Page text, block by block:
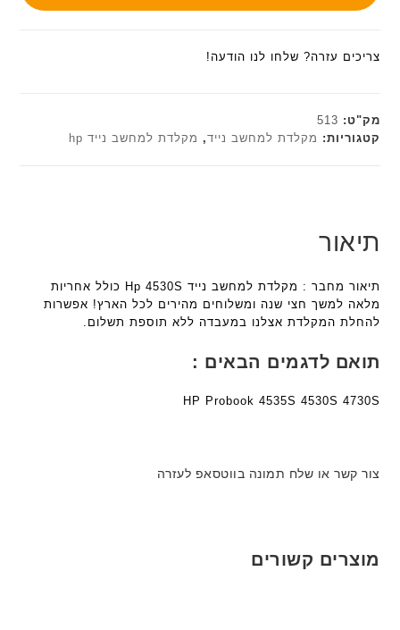
צריכים עזרה? שלחו לנו הודעה!
מק"ט: 513
קטגוריות: מקלדת למחשב נייד, מקלדת למחשב נייד hp
תיאור
תיאור מחבר : מקלדת למחשב נייד Hp 4530S כולל אחריות
מלאה למשך חצי שנה ומשלוחים מהירים לכל הארץ! אפשרות
להחלת המקלדת אצלנו במעבדה ללא תוספת תשלום.
תואם לדגמים הבאים :
HP Probook 4535S 4530S 4730S
צור קשר או שלח תמונה בווטסאפ לעזרה
מוצרים קשורים